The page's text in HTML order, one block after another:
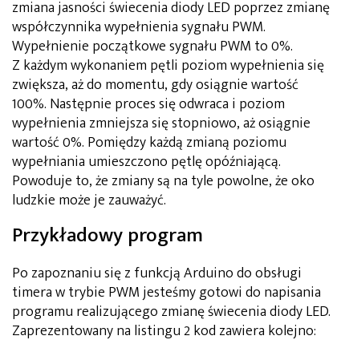
zmiana jasności świecenia diody LED poprzez zmianę
współczynnika wypełnienia sygnału PWM.
Wypełnienie początkowe sygnału PWM to 0%.
Z każdym wykonaniem pętli poziom wypełnienia się
zwiększa, aż do momentu, gdy osiągnie wartość
100%. Następnie proces się odwraca i poziom
wypełnienia zmniejsza się stopniowo, aż osiągnie
wartość 0%. Pomiędzy każdą zmianą poziomu
wypełniania umieszczono pętlę opóźniającą.
Powoduje to, że zmiany są na tyle powolne, że oko
ludzkie może je zauważyć.
Przykładowy program
Po zapoznaniu się z funkcją Arduino do obsługi
timera w trybie PWM jesteśmy gotowi do napisania
programu realizującego zmianę świecenia diody LED.
Zaprezentowany na listingu 2 kod zawiera kolejno: